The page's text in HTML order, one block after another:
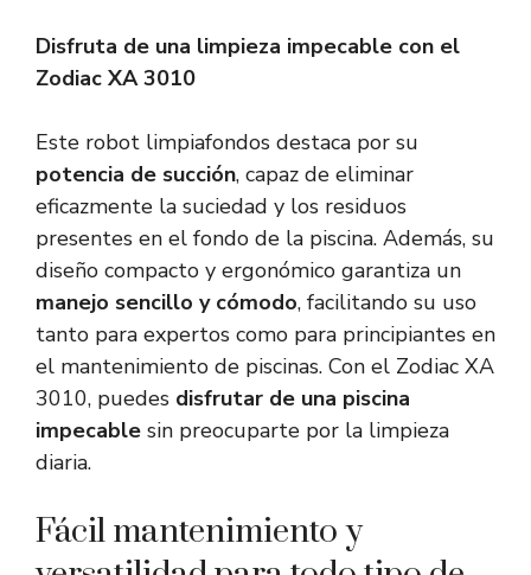
Disfruta de una limpieza impecable con el
Zodiac XA 3010
Este robot limpiafondos destaca por su
potencia de succión, capaz de eliminar
eficazmente la suciedad y los residuos
presentes en el fondo de la piscina. Además, su
diseño compacto y ergonómico garantiza un
manejo sencillo y cómodo, facilitando su uso
tanto para expertos como para principiantes en
el mantenimiento de piscinas. Con el Zodiac XA
3010, puedes disfrutar de una piscina
impecable sin preocuparte por la limpieza
diaria.
Fácil mantenimiento y